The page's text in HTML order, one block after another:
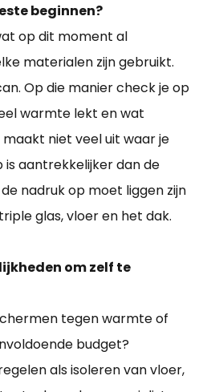
beginnen?
op dit moment al
materialen zijn gebruikt.
Op die manier check je op
warmte lekt en wat
niet veel uit waar je
is aantrekkelijker dan de
nadruk op moet liggen zijn
glas, vloer en het dak.
om zelf te
tegen warmte of
budget?
als isoleren van vloer,